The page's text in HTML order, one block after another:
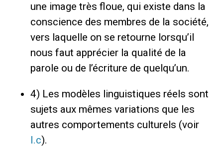
une image très floue, qui existe dans la
conscience des membres de la société,
vers laquelle on se retourne lorsqu’il
nous faut apprécier la qualité de la
parole ou de l’écriture de quelqu’un.
4) Les modèles linguistiques réels sont
sujets aux mêmes variations que les
autres comportements culturels (voir
I.c).